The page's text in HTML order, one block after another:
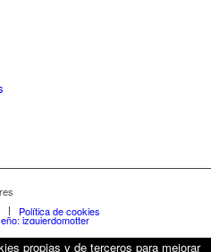
Política de cookies
izquierdomotter
propias y de terceros para mejorar